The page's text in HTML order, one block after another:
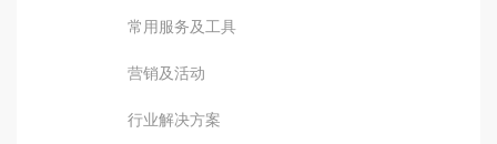
常用服务及工具
营销及活动
行业解决方案